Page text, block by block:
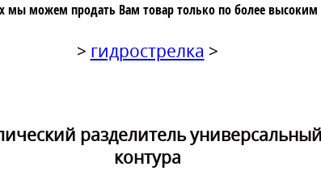
мы можем продать Вам товар только по более
> гидрострелка >
разделитель
контура